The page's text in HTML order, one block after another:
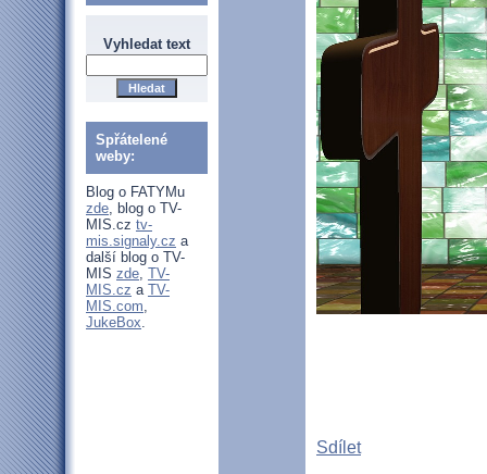
Vyhledat text
Spřátelené
weby:
Blog o FATYMu
zde, blog o TV-
MIS.cz tv-
mis.signaly.cz a
další blog o TV-
MIS zde, TV-
MIS.cz a TV-
MIS.com,
JukeBox.
Sdílet